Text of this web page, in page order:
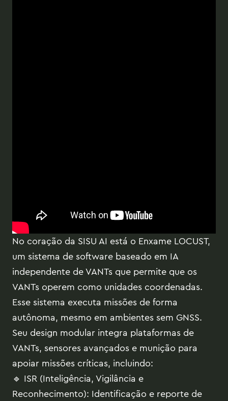
No coração da SISU AI está o Enxame LOCUST,
um sistema de software baseado em IA
independente de VANTs que permite que os
VANTs operem como unidades coordenadas.
Esse sistema executa missões de forma
autônoma, mesmo em ambientes sem GNSS.
Seu design modular integra plataformas de
VANTs, sensores avançados e munição para
apoiar missões críticas, incluindo:
🔹 ISR (Inteligência, Vigilância e
Reconhecimento): Identificação e reporte de